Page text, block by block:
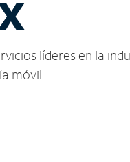
líderes en la
móvil.